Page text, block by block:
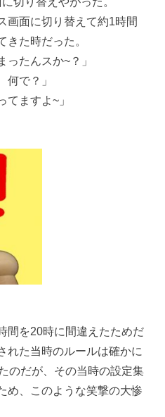
画面に切り替えて約1時間
きた時だった。
ったんスか~？」
何で？」
てますよ~」
間を20時に間違えたためだ
れた当時のルールは確かに
のだが、その当時の設定集
め、このような笑撃の大惨